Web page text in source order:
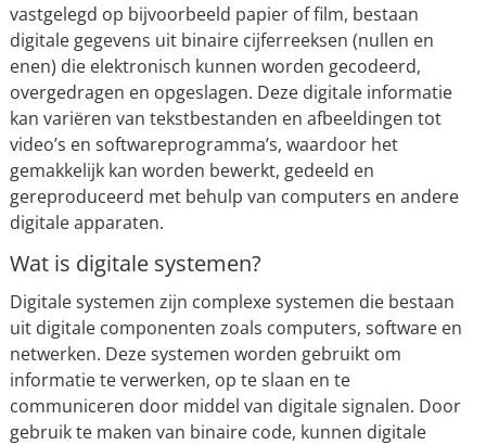
vastgelegd op bijvoorbeeld papier of film, bestaan
digitale gegevens uit binaire cijferreeksen (nullen en
enen) die elektronisch kunnen worden gecodeerd,
overgedragen en opgeslagen. Deze digitale informatie
kan variëren van tekstbestanden en afbeeldingen tot
video’s en softwareprogramma’s, waardoor het
gemakkelijk kan worden bewerkt, gedeeld en
gereproduceerd met behulp van computers en andere
digitale apparaten.
Wat is digitale systemen?
Digitale systemen zijn complexe systemen die bestaan
uit digitale componenten zoals computers, software en
netwerken. Deze systemen worden gebruikt om
informatie te verwerken, op te slaan en te
communiceren door middel van digitale signalen. Door
gebruik te maken van binaire code, kunnen digitale